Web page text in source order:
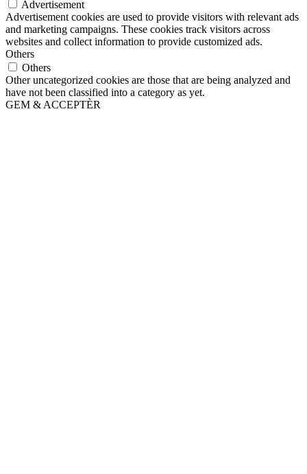
Advertisement
Advertisement cookies are used to provide visitors with relevant ads
and marketing campaigns. These cookies track visitors across
websites and collect information to provide customized ads.
Others
Others
Other uncategorized cookies are those that are being analyzed and
have not been classified into a category as yet.
GEM & ACCEPTÈR